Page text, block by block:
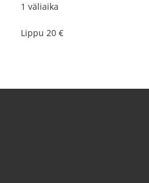
1 väliaika
Lippu 20 €